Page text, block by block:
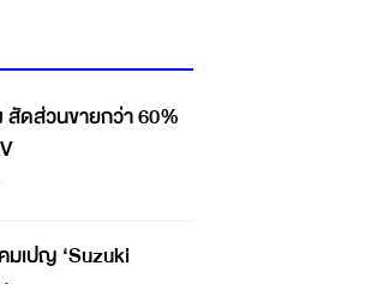
สัดส่วนขายกว่า 60%
เปญ ‘Suzuki